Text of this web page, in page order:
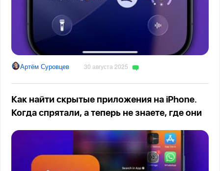
Артём Суровцев 30 августа 2025
Как найти скрытые приложения на iPhone.
Когда спрятали, а теперь не знаете, где они